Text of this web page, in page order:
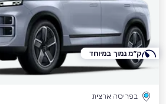
בפריסה ארצית
ק״מ נמוך במיוחד